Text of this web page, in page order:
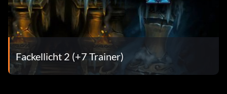
Fackellicht 2 (+7 Trainer)